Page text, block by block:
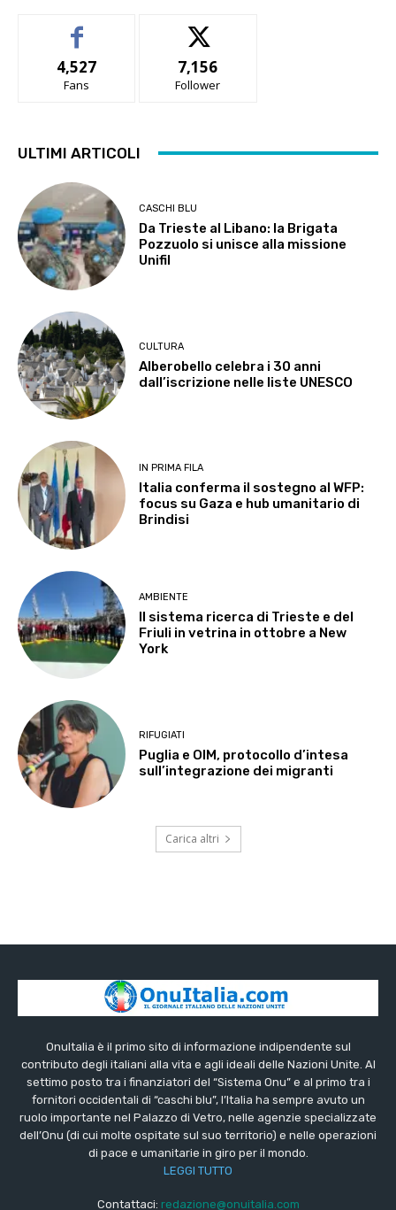
4,527
Fans
7,156
Follower
ULTIMI ARTICOLI
CASCHI BLU
Da Trieste al Libano: la Brigata
Pozzuolo si unisce alla missione
Unifil
CULTURA
Alberobello celebra i 30 anni
dall’iscrizione nelle liste UNESCO
IN PRIMA FILA
Italia conferma il sostegno al WFP:
focus su Gaza e hub umanitario di
Brindisi
AMBIENTE
Il sistema ricerca di Trieste e del
Friuli in vetrina in ottobre a New
York
RIFUGIATI
Puglia e OIM, protocollo d’intesa
sull’integrazione dei migranti
Carica altri
OnuItalia è il primo sito di informazione indipendente sul
contributo degli italiani alla vita e agli ideali delle Nazioni Unite. Al
settimo posto tra i finanziatori del “Sistema Onu” e al primo tra i
fornitori occidentali di “caschi blu”, l’Italia ha sempre avuto un
ruolo importante nel Palazzo di Vetro, nelle agenzie specializzate
dell’Onu (di cui molte ospitate sul suo territorio) e nelle operazioni
di pace e umanitarie in giro per il mondo.
LEGGI TUTTO
Contattaci: redazione@onuitalia.com